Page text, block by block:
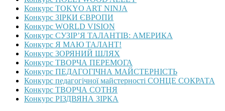
Конкурс TOKYO ART NINJA
Конкурс ЗІРКИ ЄВРОПИ
Конкурс WORLD VISION
Конкурс СУЗІР’Я ТАЛАНТІВ: АМЕРИКА
Конкурс Я МАЮ ТАЛАНТ!
Конкурс ЗОРЯНИЙ ШЛЯХ
Конкурс ТВОРЧА ПЕРЕМОГА
Конкурс ПЕДАГОГІЧНА МАЙСТЕРНІСТЬ
Конкурс педагогічної майстерності СОНЦЕ СОКРАТА
Конкурс ТВОРЧА СОТНЯ
Конкурс РІЗДВЯНА ЗІРКА